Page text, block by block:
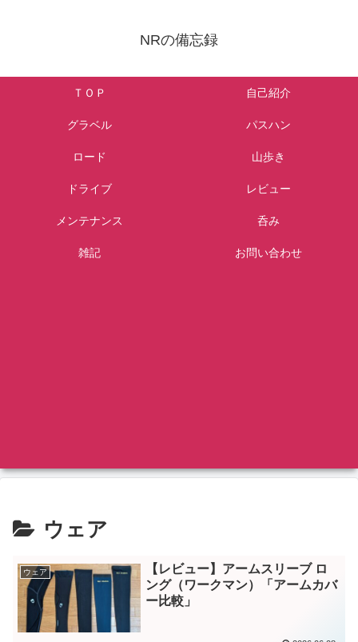
NRの備忘録
ＴＯＰ 自己紹介
グラベル パスハン
ロード 山歩き
ドライブ レビュー
メンテナンス 呑み
雑記 お問い合わせ
ウェア
ウェア
【レビュー】アームスリーブ ロ
ング（ワークマン）「アームカバ
ー比較」